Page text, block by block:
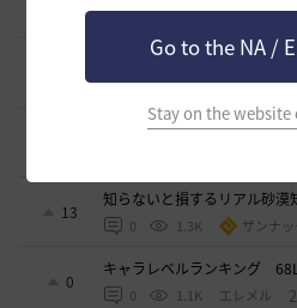
Go to the NA /
Stay on the website
1 1.1K セルベリア
漆黒ライオン狩猟用 ノック
1 1K ふぁちゃん
全チャログ流しでお困りの方
13
知らないと損するリアル砂
0 1.3K ザンナ
0
キャラレベルランキング
0 1.1K エレメル